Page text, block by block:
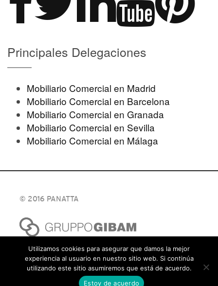
Principales Delegaciones
Mobiliario Comercial en Madrid
Mobiliario Comercial en Barcelona
Mobiliario Comercial en Granada
Mobiliario Comercial en Sevilla
Mobiliario Comercial en Málaga
© 2016 PANATTA
Utilizamos cookies para asegurar que damos la mejor
experiencia al usuario en nuestro sitio web. Si continúa
utilizando este sitio asumiremos que está de acuerdo.
Estoy de acuerdo